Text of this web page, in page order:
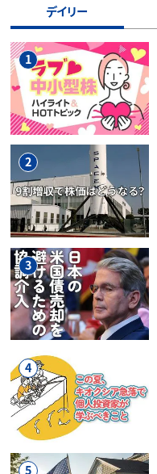
デイリー
1
2
3
4
5